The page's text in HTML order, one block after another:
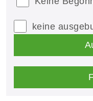
keine